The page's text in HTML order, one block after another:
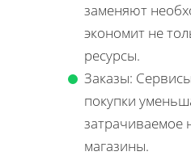
заменяют
экономит не
ресурсы.
Заказы:
покупки
затрачиваемое
магазины.